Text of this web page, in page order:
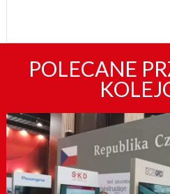
POLECANE